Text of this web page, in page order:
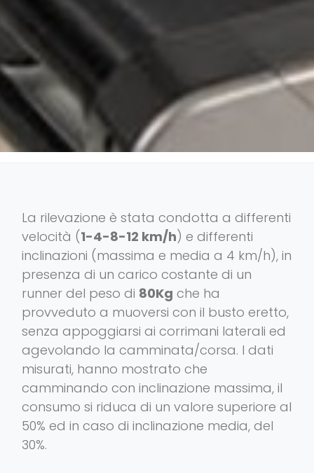
La rilevazione è stata condotta a differenti
velocità (1-4-8-12 km/h) e differenti
inclinazioni (massima e media a 4 km/h), in
presenza di un carico costante di un
runner del peso di 80Kg che ha
provveduto a muoversi con il busto eretto,
senza appoggiarsi ai corrimani laterali ed
agevolando la camminata/corsa. I dati
misurati, hanno mostrato che
camminando con inclinazione massima, il
consumo si riduca di un valore superiore al
50% ed in caso di inclinazione media, del
30%.